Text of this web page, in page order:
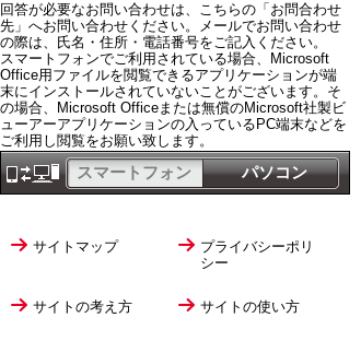
回答が必要なお問い合わせは、こちらの「お問合わせ
先」へお問い合わせください。メールでお問い合わせ
の際は、氏名・住所・電話番号をご記入ください。
スマートフォンでご利用されている場合、Microsoft
Office用ファイルを閲覧できるアプリケーションが端
末にインストールされていないことがございます。そ
の場合、Microsoft Officeまたは無償のMicrosoft社製ビ
ューアーアプリケーションの入っているPC端末などを
ご利用し閲覧をお願い致します。
パソコン
スマートフォン
サイトマップ
プライバシーポリ
シー
サイトの考え方 サイトの使い方